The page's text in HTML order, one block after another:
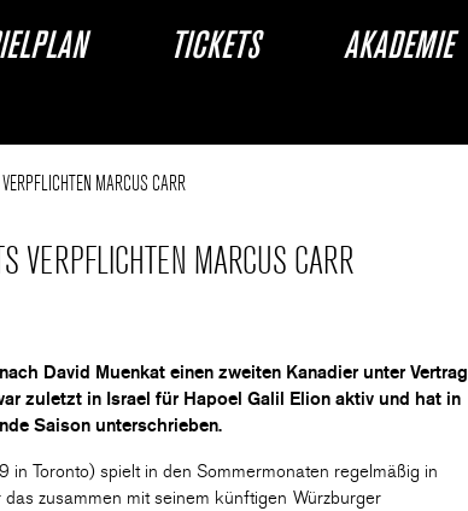
TICKETS AKADEMIE
MARCUS CARR
VERPFLICHTEN MARCUS CARR
David Muenkat einen zweiten Kanadier unter Vertrag
zuletzt in Israel für Hapoel Galil Elion aktiv und hat in
Saison unterschrieben.
Toronto) spielt in den Sommermonaten regelmäßig in
zusammen mit seinem künftigen Würzburger